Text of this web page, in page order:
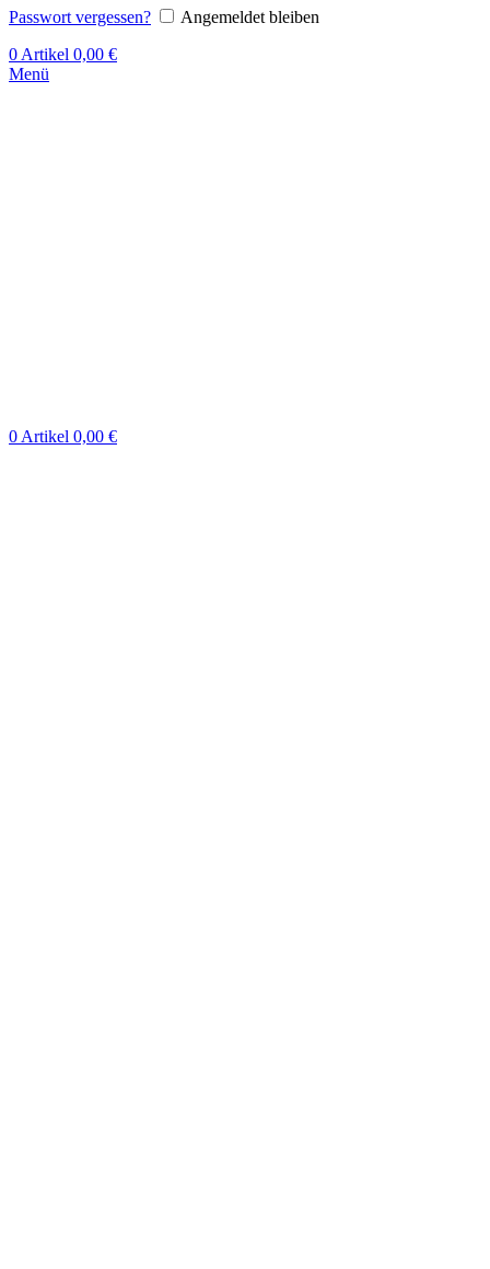
Passwort vergessen?
Angemeldet bleiben
0 Artikel 0,00 €
Menü
0 Artikel 0,00 €